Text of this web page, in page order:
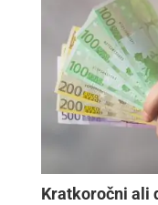
Kratkoročni ali